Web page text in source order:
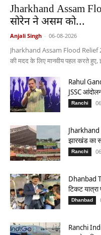
Jharkhand Assam
सोरेन ने असम को...
Anjali Singh - 06-08-2026
Jharkhand Assam Flood Relief
की मदद के लिए मानवीय पहल करते
Rahul
JSSC
Ranchi
Jharkhand
झारखंड का
Ranchi
Dhanbad
टिकट यात्रा
Dhanbad
Ranchi